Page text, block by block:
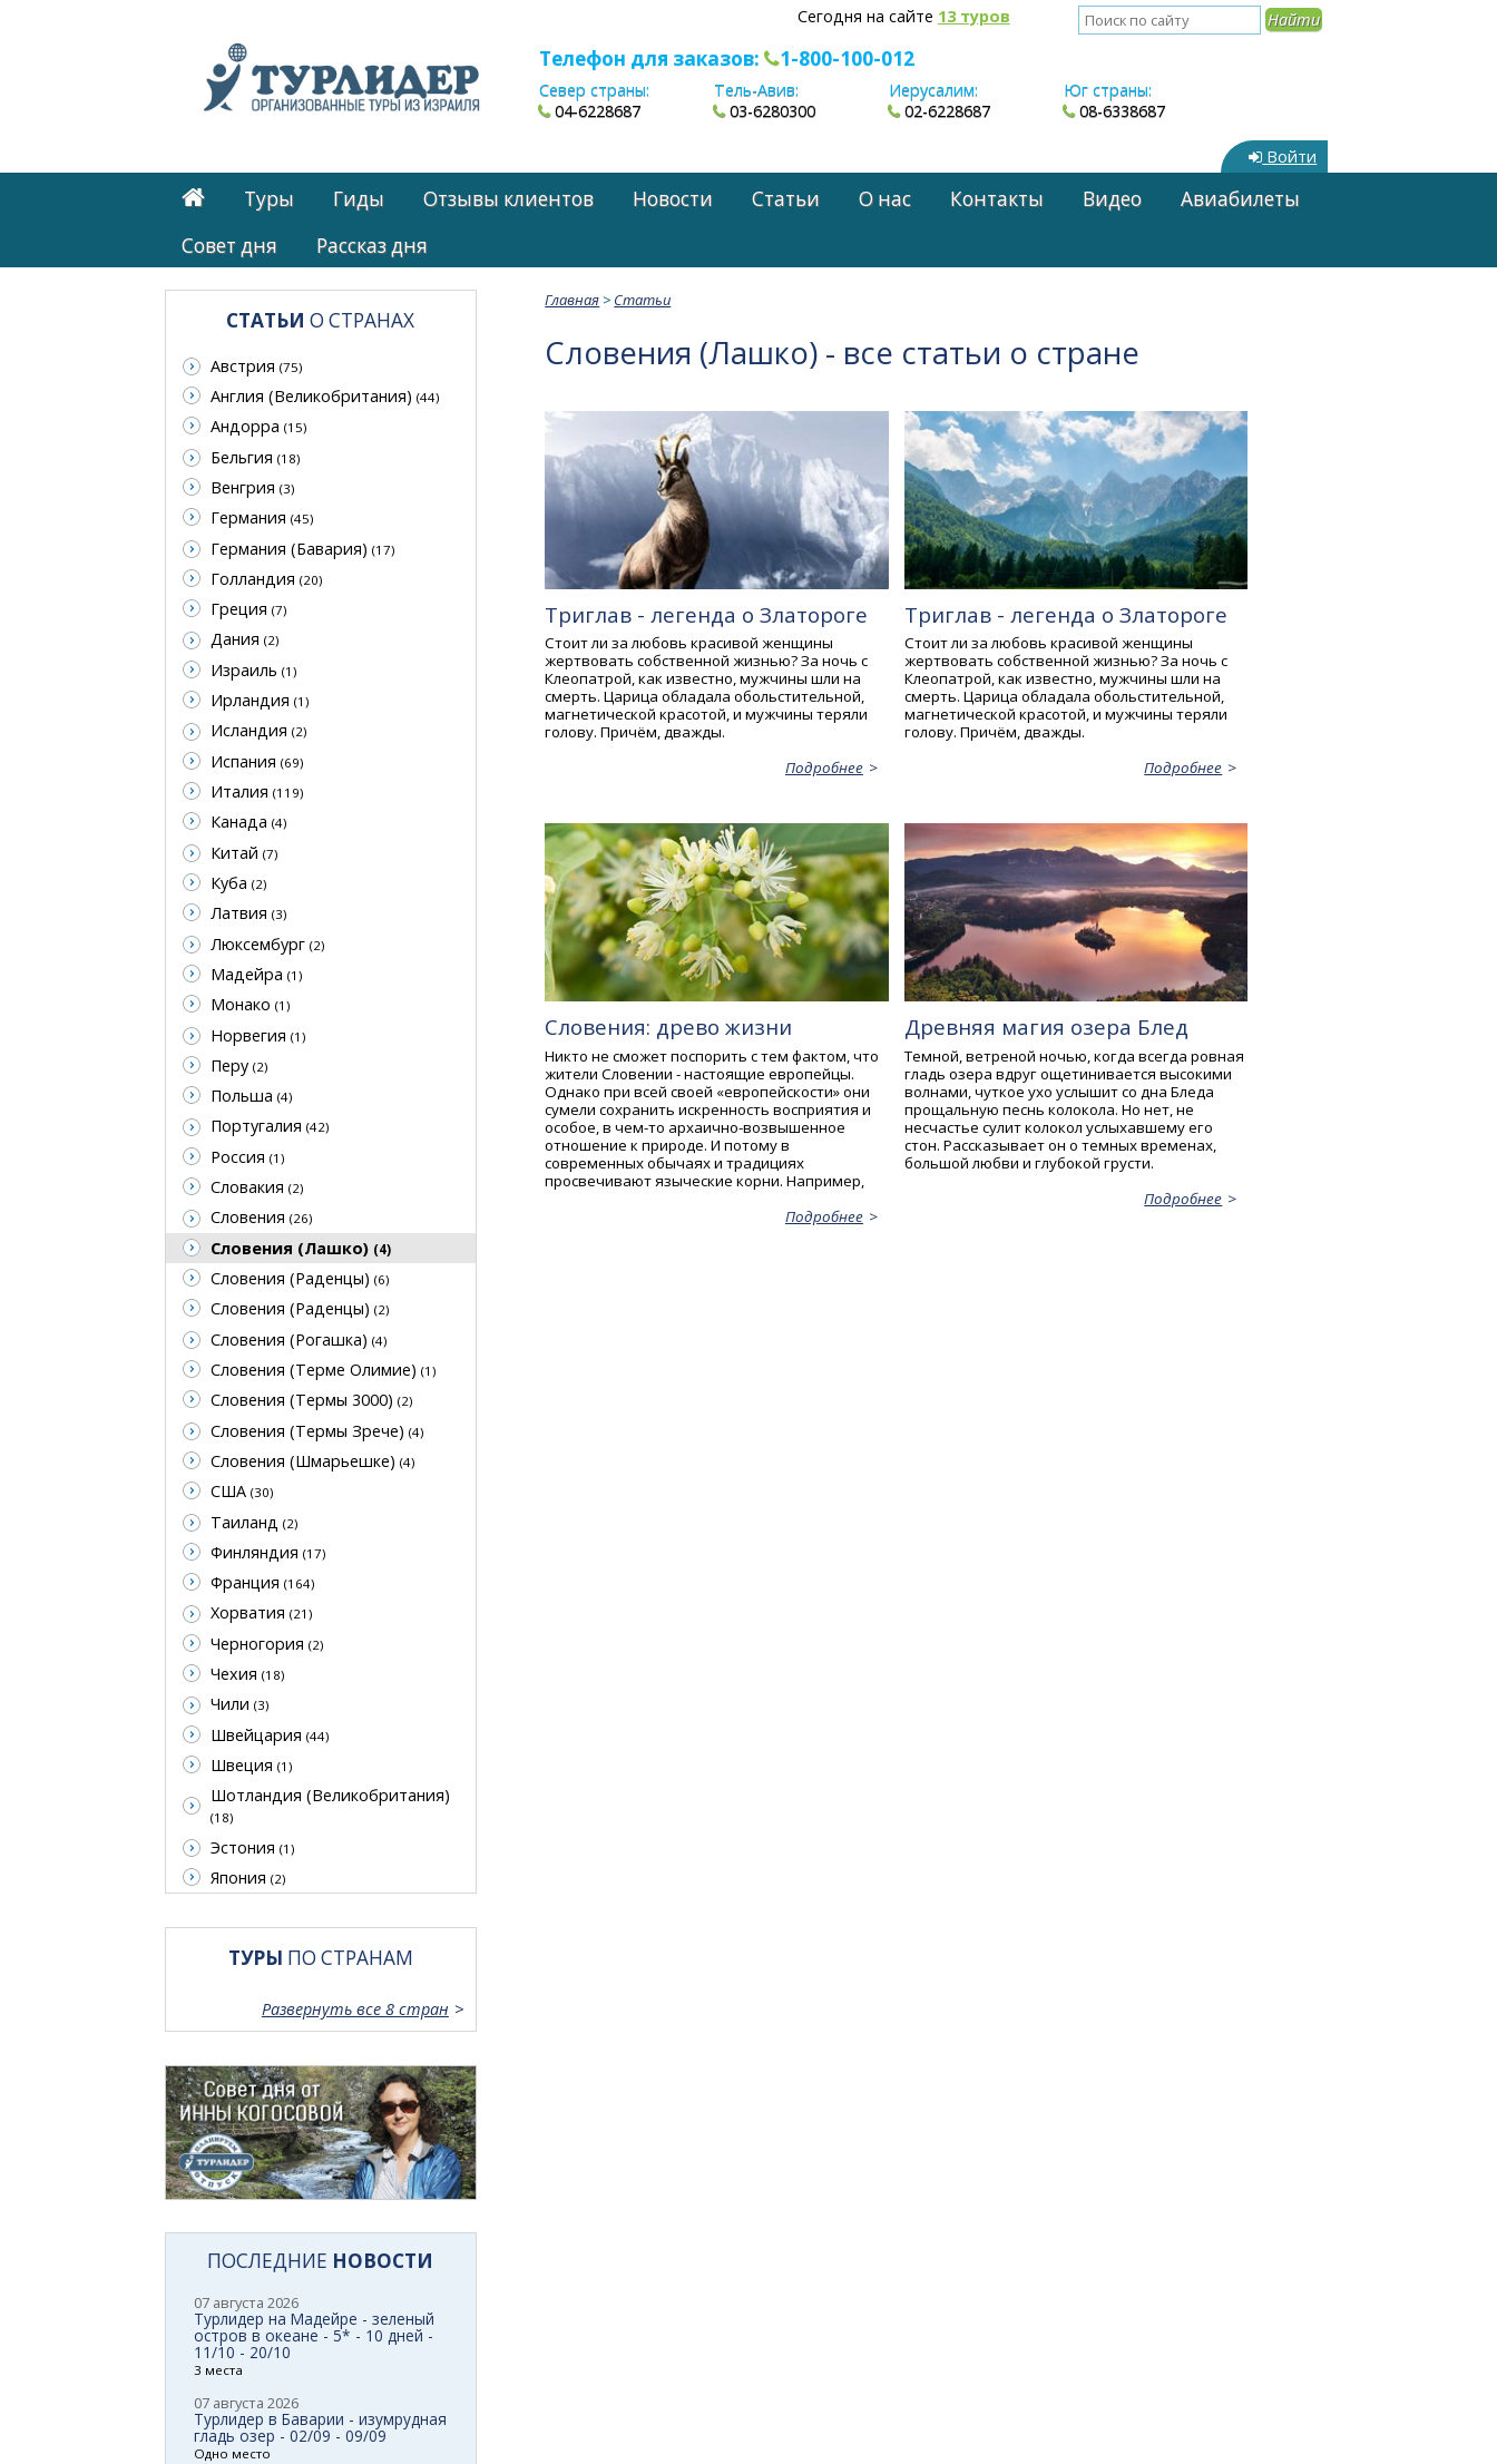
Сегодня на сайте 13 туров
Телефон для заказов: 1-800-100-012
Север страны:
04-6228687
Тель-Авив:
03-6280300
Иерусалим:
02-6228687
Юг страны:
08-6338687
Войти
Туры Гиды Отзывы клиентов Новости Статьи О нас Контакты Видео
Авиабилеты
Cовет дня
Рассказ дня
Главная > Статьи
Словения (Лашко) - все статьи о стране
Триглав - легенда о Златороге
Стоит ли за любовь красивой женщины
жертвовать собственной жизнью? За ночь с
Клеопатрой, как известно, мужчины шли на
смерть. Царица обладала обольстительной,
магнетической красотой, и мужчины теряли
голову. Причём, дважды.
Подробнее
Триглав - легенда о Златороге
Стоит ли за любовь красивой женщины
жертвовать собственной жизнью? За ночь с
Клеопатрой, как известно, мужчины шли на
смерть. Царица обладала обольстительной,
магнетической красотой, и мужчины теряли
голову. Причём, дважды.
Подробнее
Словения: древо жизни
Никто не сможет поспорить с тем фактом, что
жители Словении - настоящие европейцы.
Однако при всей своей «европейскости» они
сумели сохранить искренность восприятия и
особое, в чем-то архаично-возвышенное
отношение к природе. И потому в
современных обычаях и традициях
просвечивают языческие корни. Например,
Подробнее
Древняя магия озера Блед
Темной, ветреной ночью, когда всегда ровная
гладь озера вдруг ощетинивается высокими
волнами, чуткое ухо услышит со дна Бледа
прощальную песнь колокола. Но нет, не
несчастье сулит колокол услыхавшему его
стон. Рассказывает он о темных временах,
большой любви и глубокой грусти.
Подробнее
СТАТЬИО СТРАНАХ
Австрия (75)
Англия (Великобритания) (44)
Андорра (15)
Бельгия (18)
Венгрия (3)
Германия (45)
Германия (Бавария) (17)
Голландия (20)
Греция (7)
Дания (2)
Израиль (1)
Ирландия (1)
Исландия (2)
Испания (69)
Италия (119)
Канада (4)
Китай (7)
Куба (2)
Латвия (3)
Люксембург (2)
Мадейра (1)
Монако (1)
Норвегия (1)
Перу (2)
Польша (4)
Португалия (42)
Россия (1)
Словакия (2)
Словения (26)
Словения (Лашко) (4)
Словения (Раденцы) (6)
Словения (Раденцы) (2)
Словения (Рогашка) (4)
Словения (Терме Олимие) (1)
Словения (Термы 3000) (2)
Словения (Термы Зрече) (4)
Словения (Шмарьешке) (4)
США (30)
Таиланд (2)
Финляндия (17)
Франция (164)
Хорватия (21)
Черногория (2)
Чехия (18)
Чили (3)
Швейцария (44)
Швеция (1)
Шотландия (Великобритания)
(18)
Эстония (1)
Япония (2)
ТУРЫ ПО СТРАНАМ
Развернуть все 8 стран
ПОСЛЕДНИЕ НОВОСТИ
07 августа 2026
Турлидер на Мадейре - зеленый
остров в океане - 5* - 10 дней -
11/10 - 20/10
3 места
07 августа 2026
Турлидер в Баварии - изумрудная
гладь озер - 02/09 - 09/09
Одно место